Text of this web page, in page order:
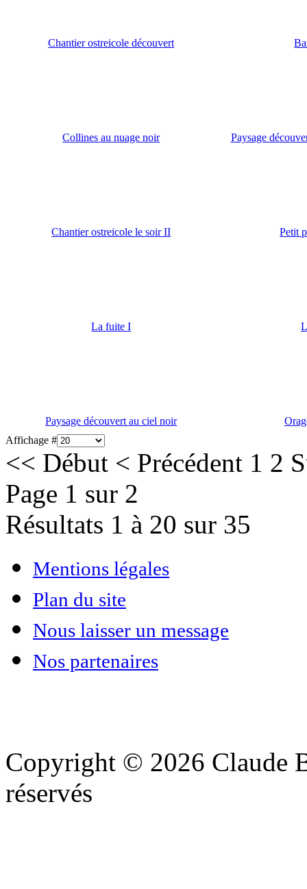
Chantier ostreicole découvert
Collines au nuage noir Paysage
Chantier ostreicole le soir II Petit
La fuite I
Paysage découvert au ciel noir
Affichage #
<< Début < Précédent 1 2
Page 1 sur 2
Résultats 1 à 20 sur 35
Mentions légales
Plan du site
Nous laisser un message
Nos partenaires
Copyright © 2026 Claude
réservés